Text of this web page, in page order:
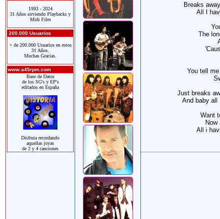
1993 - 2024
31 Años sirviendo Playbacks y
Midi Files
200.000 Usuarios
+ de 200.000 Usuarios en estos
31 Años.
Muchas Gracias.
www.a45rpm.com
Base de Datos
de los SG's y EP's
editados en España
Disfruta recordando
aquellas joyas
de 2 y 4 canciones
Breaks
All I
The
You tell
Just breaks
And baby all
Want
All i